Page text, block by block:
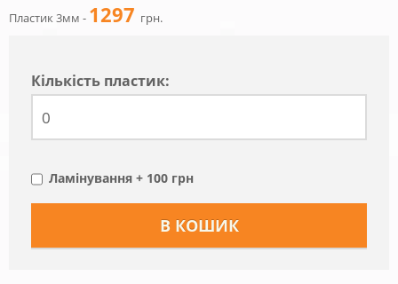
Пластик 3мм - 1297 грн.
Кiлькiсть пластик:
Ламінування + 100 грн